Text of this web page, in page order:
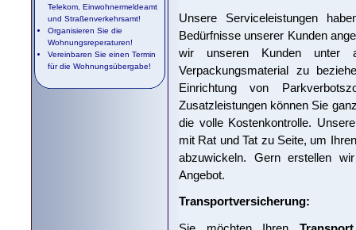
Unsere Serviceleistungen
Bedürfnisse unserer Kunden
wir unseren Kunden unter
Verpackungsmaterial zu
Einrichtung von
Zusatzleistungen können Sie
die volle Kostenkontrolle.
mit Rat und Tat zu Seite, um
abzuwickeln. Gern erstellen
Angebot.
Transportversicherung:
Telekom, Einwohnermeldeamt
und Straßenverkehrsamt!
Organisieren Sie die
Wohnungsreperaturen!
Vereinbaren Sie einen Termin
für die Wohnungsübergabe!